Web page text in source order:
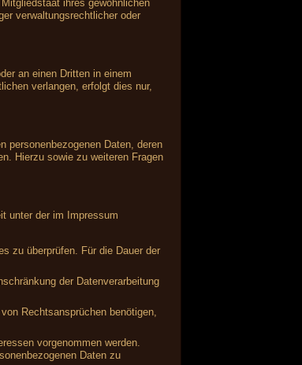
ihres gewöhnlichen
verwaltungsrechtlicher oder
an einen Dritten in einem
verlangen, erfolgt dies nur,
personenbezogenen Daten, deren
Hierzu sowie zu weiteren Fragen
unter der im Impressum
zu überprüfen. Für die Dauer der
der Datenverarbeitung
Rechtsansprüchen benötigen,
vorgenommen werden.
Daten zu